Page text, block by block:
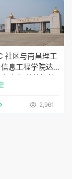
社区与南昌理工
息工程学院达
合作 共筑智能
养新生态
2,961